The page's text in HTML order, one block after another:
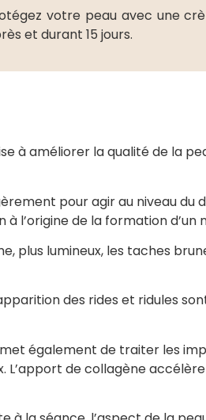
votre peau avec une
et durant 15 jours.
à améliorer la qualité de la
pour agir au niveau du
l’origine de la formation d’un
plus lumineux, les taches
des rides et ridules
également de traiter les
de collagène